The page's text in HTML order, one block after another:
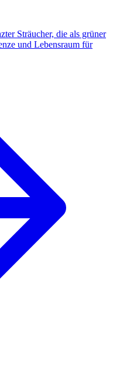
Sträucher, die als grüner
und Lebensraum für